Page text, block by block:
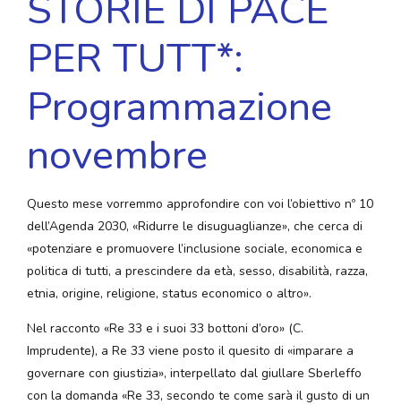
PER TUTT*:
Programmazione
novembre
Questo mese vorremmo approfondire con voi l’obiettivo nº 10
dell’Agenda 2030, «Ridurre le disuguaglianze», che cerca di
«potenziare e promuovere l’inclusione sociale, economica e
politica di tutti, a prescindere da età, sesso, disabilità, razza,
etnia, origine, religione, status economico o altro».
Nel racconto «Re 33 e i suoi 33 bottoni d’oro» (C.
Imprudente), a Re 33 viene posto il quesito di «imparare a
governare con giustizia», interpellato dal giullare Sberleffo
con la domanda «Re 33, secondo te come sarà il gusto di un